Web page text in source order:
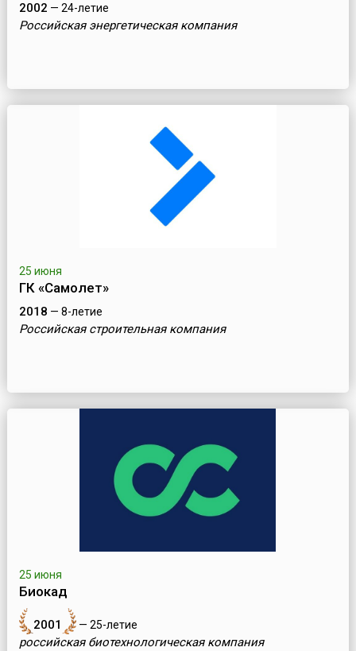
2002 — 24-летие
Российская энергетическая компания
25 июня
ГК «Самолет»
2018 — 8-летие
Российская строительная компания
25 июня
Биокад
2001 — 25-летие
российская биотехнологическая компания